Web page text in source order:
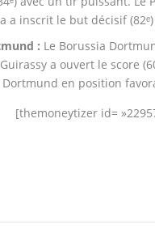
a inscrit le but décisif
: Le Borussia
a ouvert le score
Dortmund en position
[themoneytizer id=